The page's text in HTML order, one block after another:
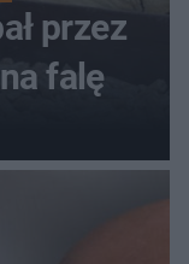
przez
falę